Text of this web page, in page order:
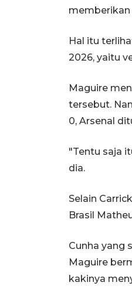
memberikan
Hal itu
2026, yaitu
Maguire
tersebut.
0, Arsenal
"Tentu saja
dia.
Selain
Brasil
Cunha yang
Maguire
kakinya